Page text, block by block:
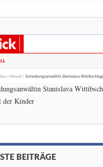
Stanislava
der Kinder
BEITRÄGE